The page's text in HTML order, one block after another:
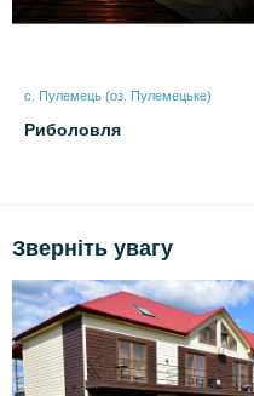
с. Пулемець (оз. Пулемецьке)
Риболовля
Зверніть увагу